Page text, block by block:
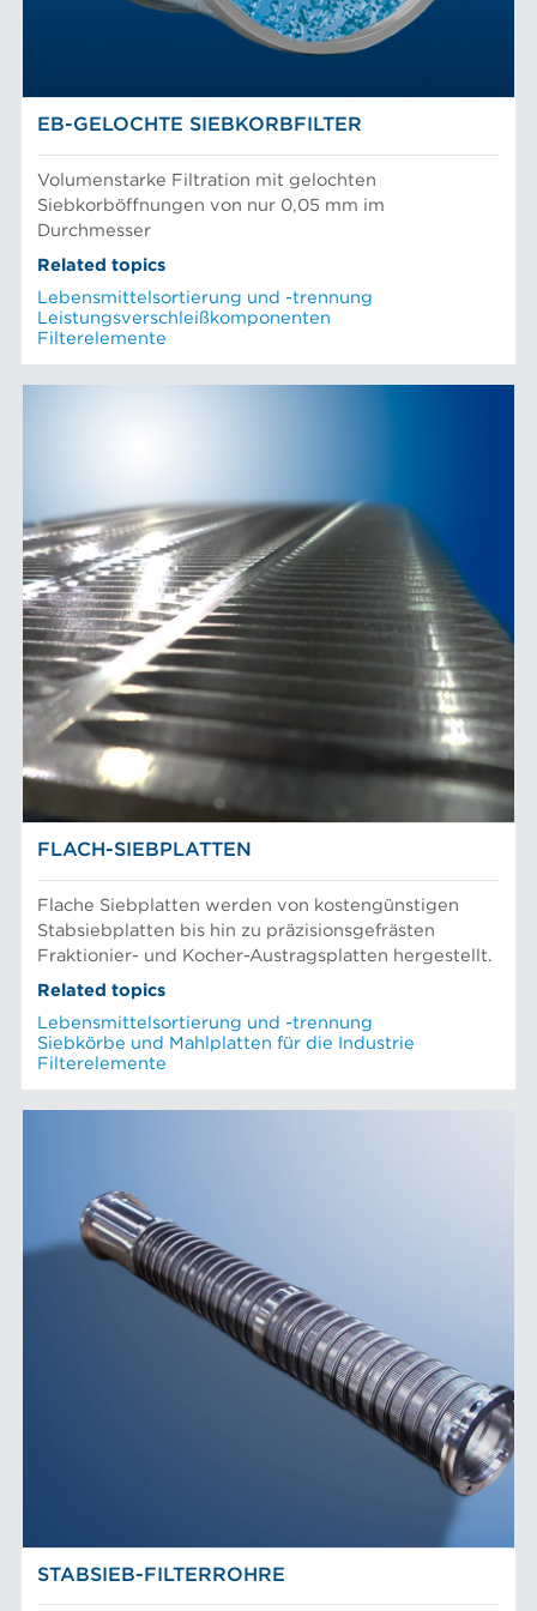
Siebkörbe und Mahlplatten für die Industrie
AFT-NACHRICHTEN
EB-GELOCHTE SIEBKORBFILTER
Volumenstarke Filtration mit gelochten
Siebkorböffnungen von nur 0,05 mm im
Durchmesser
Related topics
Lebensmittelsortierung und -trennung
Leistungsverschleißkomponenten
Filterelemente
FLACH-SIEBPLATTEN
Flache Siebplatten werden von kostengünstigen
Stabsiebplatten bis hin zu präzisionsgefrästen
Fraktionier- und Kocher-Austragsplatten hergestellt.
Related topics
Lebensmittelsortierung und -trennung
Siebkörbe und Mahlplatten für die Industrie
Filterelemente
STABSIEB-FILTERROHRE